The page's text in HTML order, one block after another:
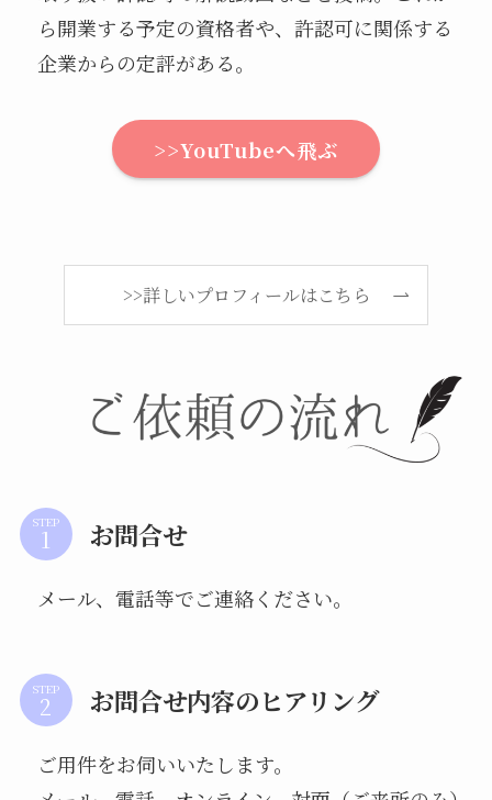
ら開業する予定の資格者や、許認可に関係する
企業からの定評がある。
>>YouTubeへ飛ぶ
>>詳しいプロフィールはこちら
STEP お問合せ
メール、電話等でご連絡ください。
STEP お問合せ内容のヒアリング
ご用件をお伺いいたします。